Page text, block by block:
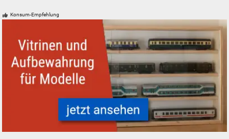
Konsum-Empfehlung